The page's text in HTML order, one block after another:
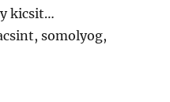
kicsit…
somolyog,